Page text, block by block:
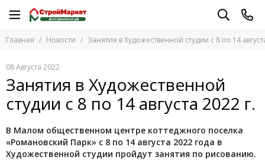
Главная Новости Занятия в Художественной студии с 8 по 14
08 Августа 2022
Занятия в Художественной
студии с 8 по 14 августа 2022 г.
В Малом общественном центре коттеджного поселка
«Романовский Парк» c 8 по 14 августа 2022 года в
Художественной студии пройдут занятия по рисованию.